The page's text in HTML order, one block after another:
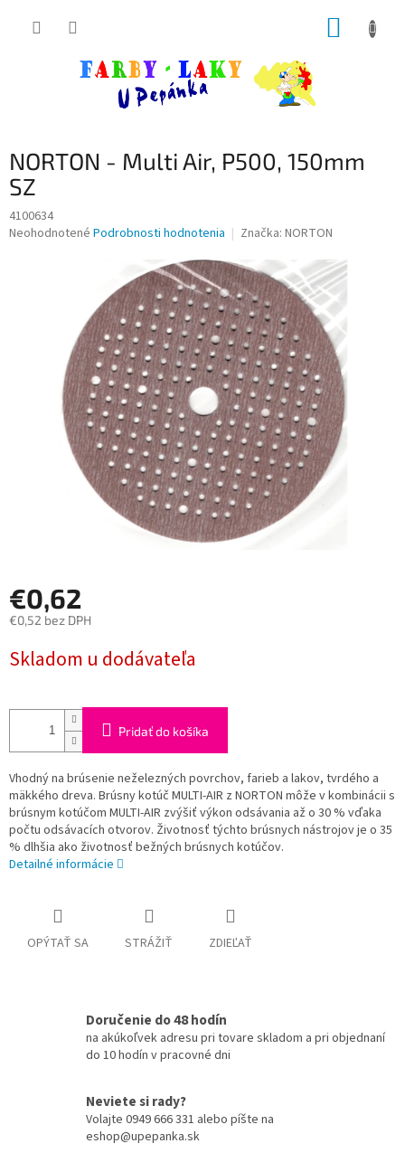
NORTON - Multi Air, P500, 150mm
SZ
4100634
Priemerné
hviezdičiek.
Neohodnotené Podrobnosti hodnotenia Značka: NORTON
€0,62
€0,52 bez DPH
cena:
Skladom u dodávateľa
Pridať do košíka
Vhodný na brúsenie neželezných povrchov, farieb a lakov, tvrdého a
mäkkého dreva. Brúsny kotúč MULTI-AIR z NORTON môže v kombinácii s
brúsnym kotúčom MULTI-AIR zvýšiť výkon odsávania až o 30 % vďaka
počtu odsávacích otvorov. Životnosť týchto brúsnych nástrojov je o 35
% dlhšia ako životnosť bežných brúsnych kotúčov.
Detailné informácie
OPÝTAŤ SA STRÁŽIŤ ZDIEĽAŤ
Doručenie do 48 hodín
na akúkoľvek adresu pri tovare skladom a pri objednaní
do 10 hodín v pracovné dni
Neviete si rady?
Volajte 0949 666 331 alebo píšte na
eshop@upepanka.sk